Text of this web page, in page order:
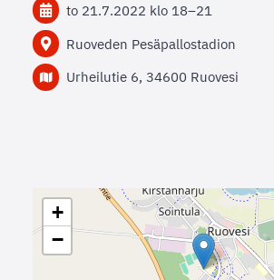
to 21.7.2022 klo 18–21
Ruoveden Pesäpallostadion
Urheilutie 6, 34600 Ruovesi
+
−